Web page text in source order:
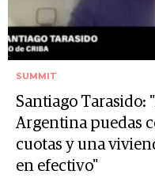
SUMMIT
Santiago Tarasido:
Argentina puedas
cuotas y una
en efectivo"